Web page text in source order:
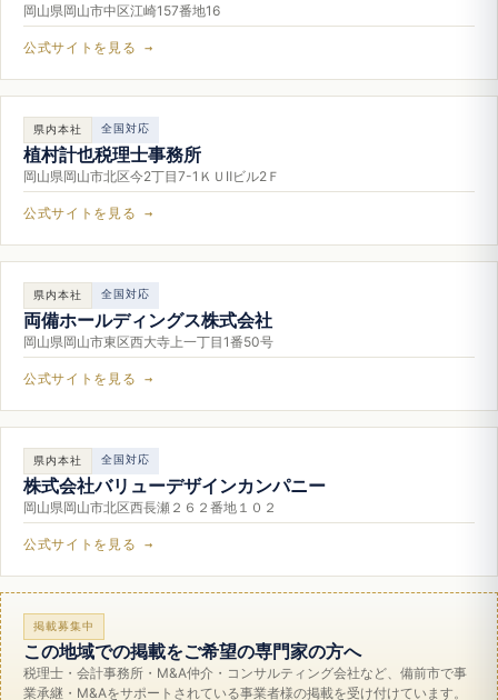
岡山県岡山市中区江崎157番地16
公式サイトを見る →
県内本社 全国対応
植村計也税理士事務所
岡山県岡山市北区今2丁目7-1ＫＵⅡビル2Ｆ
公式サイトを見る →
県内本社 全国対応
両備ホールディングス株式会社
岡山県岡山市東区西大寺上一丁目1番50号
公式サイトを見る →
県内本社 全国対応
株式会社バリューデザインカンパニー
岡山県岡山市北区西長瀬２６２番地１０２
公式サイトを見る →
掲載募集中
この地域での掲載をご希望の専門家の方へ
税理士・会計事務所・M&A仲介・コンサルティング会社など、備前市で事
業承継・M&Aをサポートされている事業者様の掲載を受け付けています。